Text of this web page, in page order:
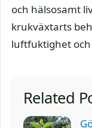
och hälsosamt
krukväxtarts
luftfuktighet och
Related